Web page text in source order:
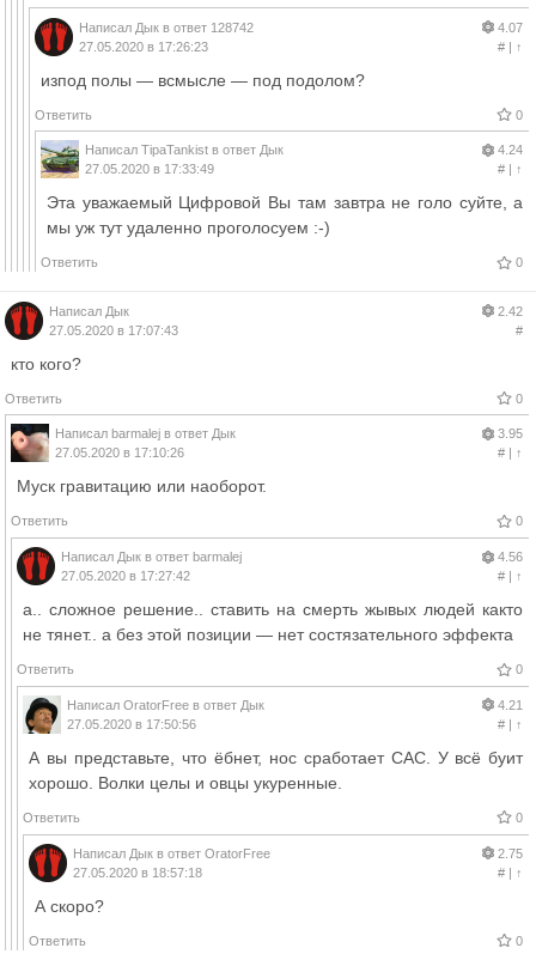
Написал Дык в ответ 128742
27.05.2020 в 17:26:23
4.07
#| ↑
изпод полы — всмысле — под подолом?
Ответить 0
Написал TipaTankist в ответ Дык
27.05.2020 в 17:33:49
4.24
#| ↑
Эта уважаемый Цифровой Вы там завтра не голо суйте, а
мы уж тут удаленно проголосуем :-)
Ответить 0
Написал Дык
27.05.2020 в 17:07:43
2.42
#
кто кого?
Ответить 0
Написал barmalej в ответ Дык
27.05.2020 в 17:10:26
3.95
#| ↑
Муск гравитацию или наоборот.
Ответить 0
Написал Дык в ответ barmalej
27.05.2020 в 17:27:42
4.56
#| ↑
а.. сложное решение.. ставить на смерть жывых людей както
не тянет.. а без этой позиции — нет состязательного эффекта
Ответить 0
Написал OratorFree в ответ Дык
27.05.2020 в 17:50:56
4.21
#| ↑
А вы представьте, что ёбнет, нос сработает САС. У всё буит
хорошо. Волки целы и овцы укуренные.
Ответить 0
Написал Дык в ответ OratorFree
27.05.2020 в 18:57:18
2.75
#| ↑
А скоро?
Ответить 0